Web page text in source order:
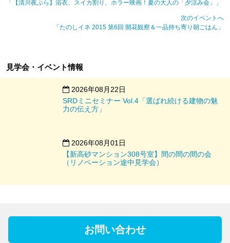
「【清川夜ぶら】浴衣、スイカ割り、ホラー映画！夏の大人の「夕涼み会」」
次のイベントへ
「たのしイネ 2015 第6回 開花観察＆一品持ち寄り朝ごはん」
見学会・イベント情報
2026年08月22日
SRDミニセミナー Vol.4「選ばれ続ける建物の魅
力の伝え方」
2026年08月01日
【新高砂マンション308号室】間の間の間の会
（リノベーション途中見学会）
お問い合わせ